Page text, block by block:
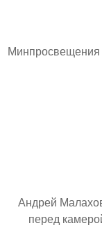
Минпросвещения
Андрей
перед